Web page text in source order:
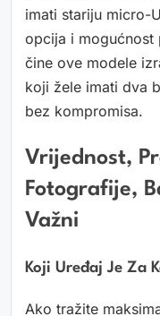
imati stariju micro-
opcija i mogućnost
čine ove modele
koji žele imati dva
bez kompromisa.
Vrijednost,
Fotografije,
Važni
Koji Uređaj Je Za
Ako tražite